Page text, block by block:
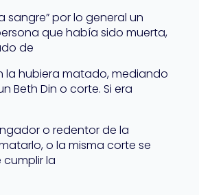
sangre” por lo general un
que había sido muerta,
de
la hubiera matado, mediando
Beth Din o corte. Si era
o redentor de la
o la misma corte se
la